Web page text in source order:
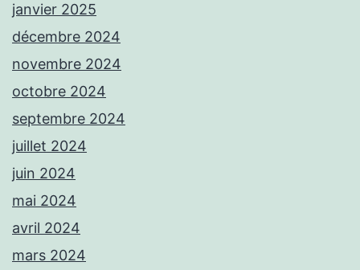
janvier 2025
décembre 2024
novembre 2024
octobre 2024
septembre 2024
juillet 2024
juin 2024
mai 2024
avril 2024
mars 2024